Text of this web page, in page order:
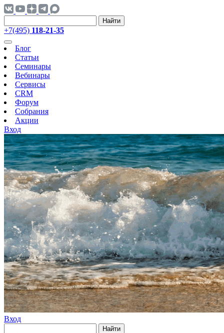
Найти
+7(495) 118-21-35
Блог
Статьи
Семинары
Вебинары
Сервисы
CRM
Форум
Собрания
Акции
Вход
Вход
Найти